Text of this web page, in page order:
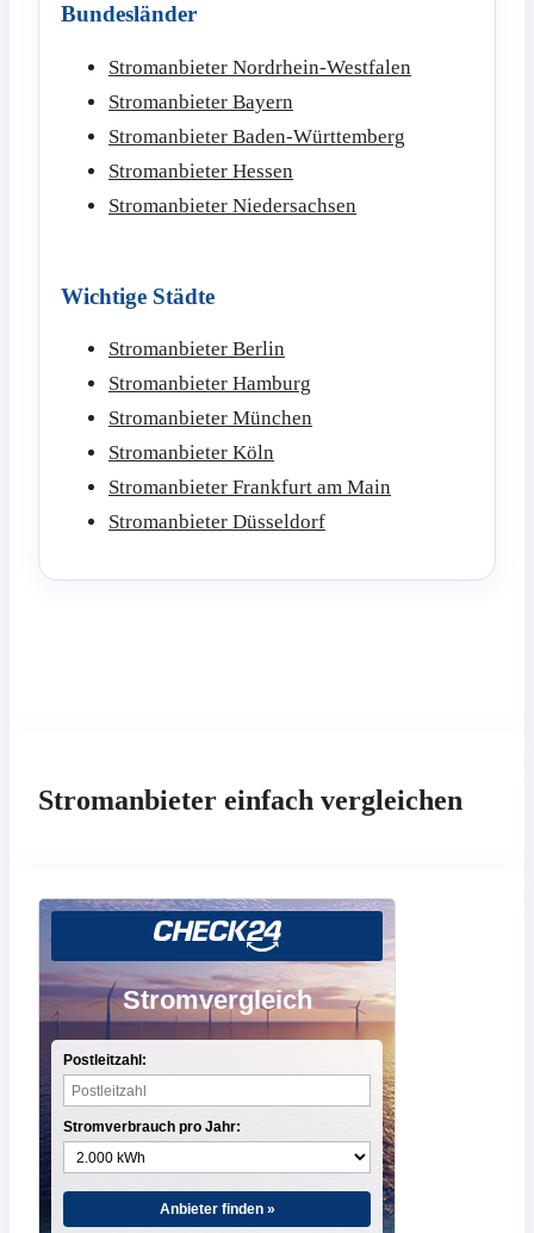
Bundesländer
Stromanbieter Nordrhein-Westfalen
Stromanbieter Bayern
Stromanbieter Baden-Württemberg
Stromanbieter Hessen
Stromanbieter Niedersachsen
Wichtige Städte
Stromanbieter Berlin
Stromanbieter Hamburg
Stromanbieter München
Stromanbieter Köln
Stromanbieter Frankfurt am Main
Stromanbieter Düsseldorf
Stromanbieter einfach vergleichen
Stromvergleich
Postleitzahl:
Stromverbrauch pro Jahr:
Anbieter finden »